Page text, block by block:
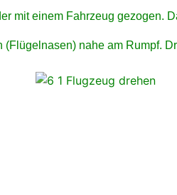
mit einem Fahrzeug gezogen.
nahe am Rumpf.